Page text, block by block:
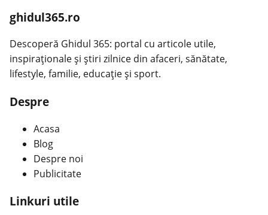
ghidul365.ro
Descoperă Ghidul 365: portal cu articole utile,
inspiraționale și știri zilnice din afaceri, sănătate,
lifestyle, familie, educație și sport.
Despre
Acasa
Blog
Despre noi
Publicitate
Linkuri utile